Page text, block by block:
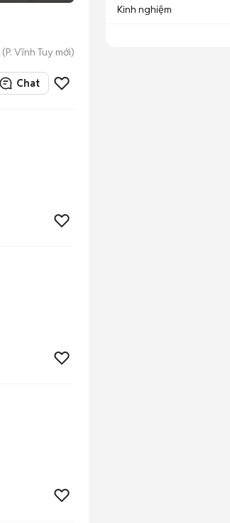
(P. Vĩnh Tuy mới)
Chat
Kinh nghiệm